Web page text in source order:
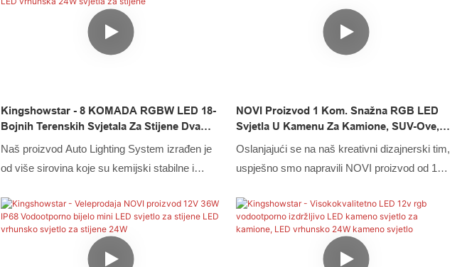
Kingshowstar - 8 KOMADA RGBW LED 18-
Bojnih Terenskih Svjetala Za Stijene Dva
Svjetla Za Stijene
Naš proizvod Auto Lighting System izrađen je
od više sirovina koje su kemijski stabilne i
RGBW LED 18 Color Offroad Rock Lights s
dva daljinska upravljača, ima razne namjene u
mnogim područjima.
NOVI Proizvod 1 Kom. Snažna RGB LED
Svjetla U Kamenu Za Kamione, SUV-Ove,
Oslanjajući se na naš kreativni dizajnerski tim,
uspješno smo napravili NOVI proizvod od 1
kamione, SUV-ove, terenske brodove, potpuno
jedinstvenog izgleda. Osim toga, proizveden je
u skladu s međunarodnim standardima i
pravilima kvalitete, što jamči njegovu visoku